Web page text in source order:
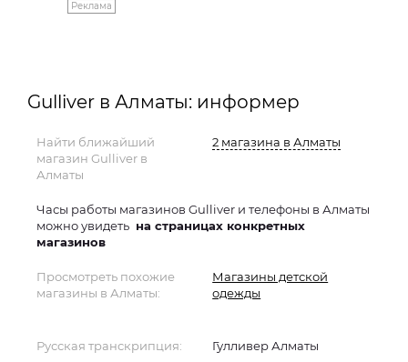
Реклама
Gulliver в Алматы: информер
Найти ближайший
магазин Gulliver в
Алматы
2 магазина в Алматы
Часы работы магазинов Gulliver и телефоны в Алматы
можно увидеть на страницах конкретных
магазинов
Просмотреть похожие
магазины в Алматы:
Магазины детской
одежды
Русская транскрипция: Гулливер Алматы